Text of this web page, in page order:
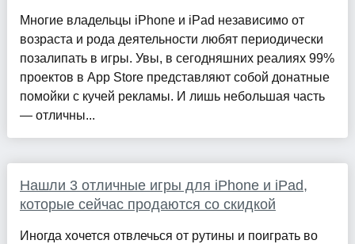
Многие владельцы iPhone и iPad независимо от
возраста и рода деятельности любят периодически
позалипать в игры. Увы, в сегодняшних реалиях 99%
проектов в App Store представляют собой донатные
помойки с кучей рекламы. И лишь небольшая часть
— отличны...
Нашли 3 отличные игры для iPhone и iPad,
которые сейчас продаются со скидкой
Иногда хочется отвлечься от рутины и поиграть во